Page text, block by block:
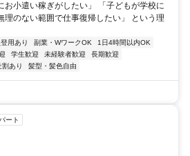
お小遣い稼ぎがしたい」 「子どもが学校に
理のない範囲で仕事復帰したい」 という理
用あり 副業・WワークOK
1日4時間以内OK
学生歓迎 未経験者歓迎
長期歓迎
割あり 髪型・髪色自由
ート